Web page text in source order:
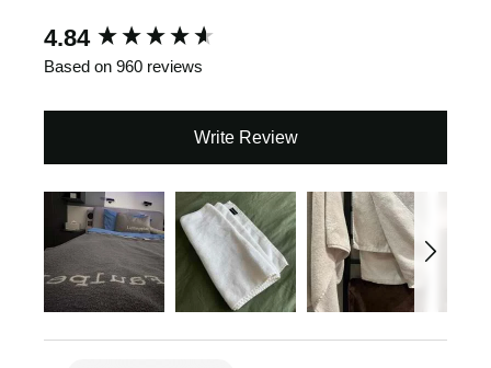
4.84
Based on 960 reviews
Write Review
New content loaded